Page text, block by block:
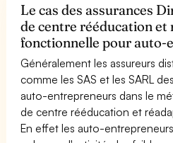
Le cas des assurances
de centre rééducation
fonctionnelle pour auto-
Généralement les assureurs
comme les SAS et les SARL
auto-entrepreneurs dans le
de centre rééducation et
En effet les auto-